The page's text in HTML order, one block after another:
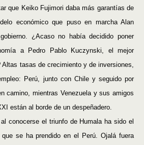
que Keiko Fujimori daba más garantías de
económico que puso en marcha Alan
¿Acaso no había decidido poner
a Pedro Pablo Kuczynski, el mejor
Altas tasas de crecimiento y de inversiones,
Perú, junto con Chile y seguido por
camino, mientras Venezuela y sus amigos
están al borde de un despeñadero.
conocerse el triunfo de Humala ha sido el
se ha prendido en el Perú. Ojalá fuera